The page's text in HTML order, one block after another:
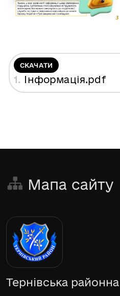
СКАЧАТИ
1. Інформація.pdf
Мапа сайту
Тернівська районна